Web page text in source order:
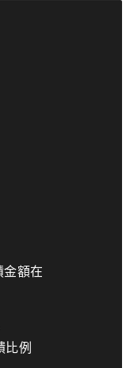
額在
比例